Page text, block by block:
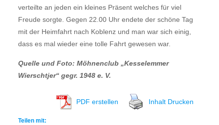
verteilte an jeden ein kleines Präsent welches für viel
Freude sorgte. Gegen 22.00 Uhr endete der schöne Tag
mit der Heimfahrt nach Koblenz und man war sich einig,
dass es mal wieder eine tolle Fahrt gewesen war.
Quelle und Foto: Möhnenclub „Kesselemmer
Wierschtjer“ gegr. 1948 e. V.
PDF erstellen Inhalt Drucken
Teilen mit: